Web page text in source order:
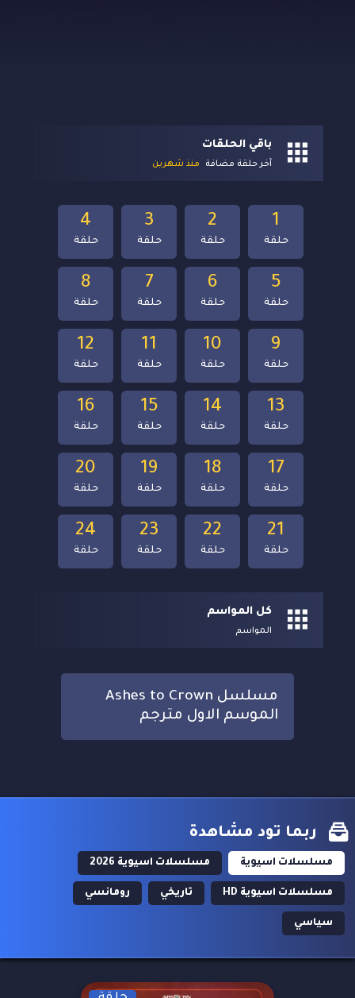
باقي الحلقات
آخر حلقة مضافة منذ شهرين
24
حلقة
23
حلقة
22
حلقة
21
حلقة
20
حلقة
19
حلقة
18
حلقة
17
حلقة
16
حلقة
15
حلقة
14
حلقة
13
حلقة
12
حلقة
11
حلقة
10
حلقة
9
حلقة
8
حلقة
7
حلقة
6
حلقة
5
حلقة
4
حلقة
3
حلقة
2
حلقة
1
حلقة
كل المواسم
المواسم
مسلسل Ashes to Crown
الموسم الاول مترجم
ربما تود مشاهدة
مسلسلات اسيوية مسلسلات اسيوية 2026
مسلسلات اسيوية HD تاريخي رومانسي
سياسي